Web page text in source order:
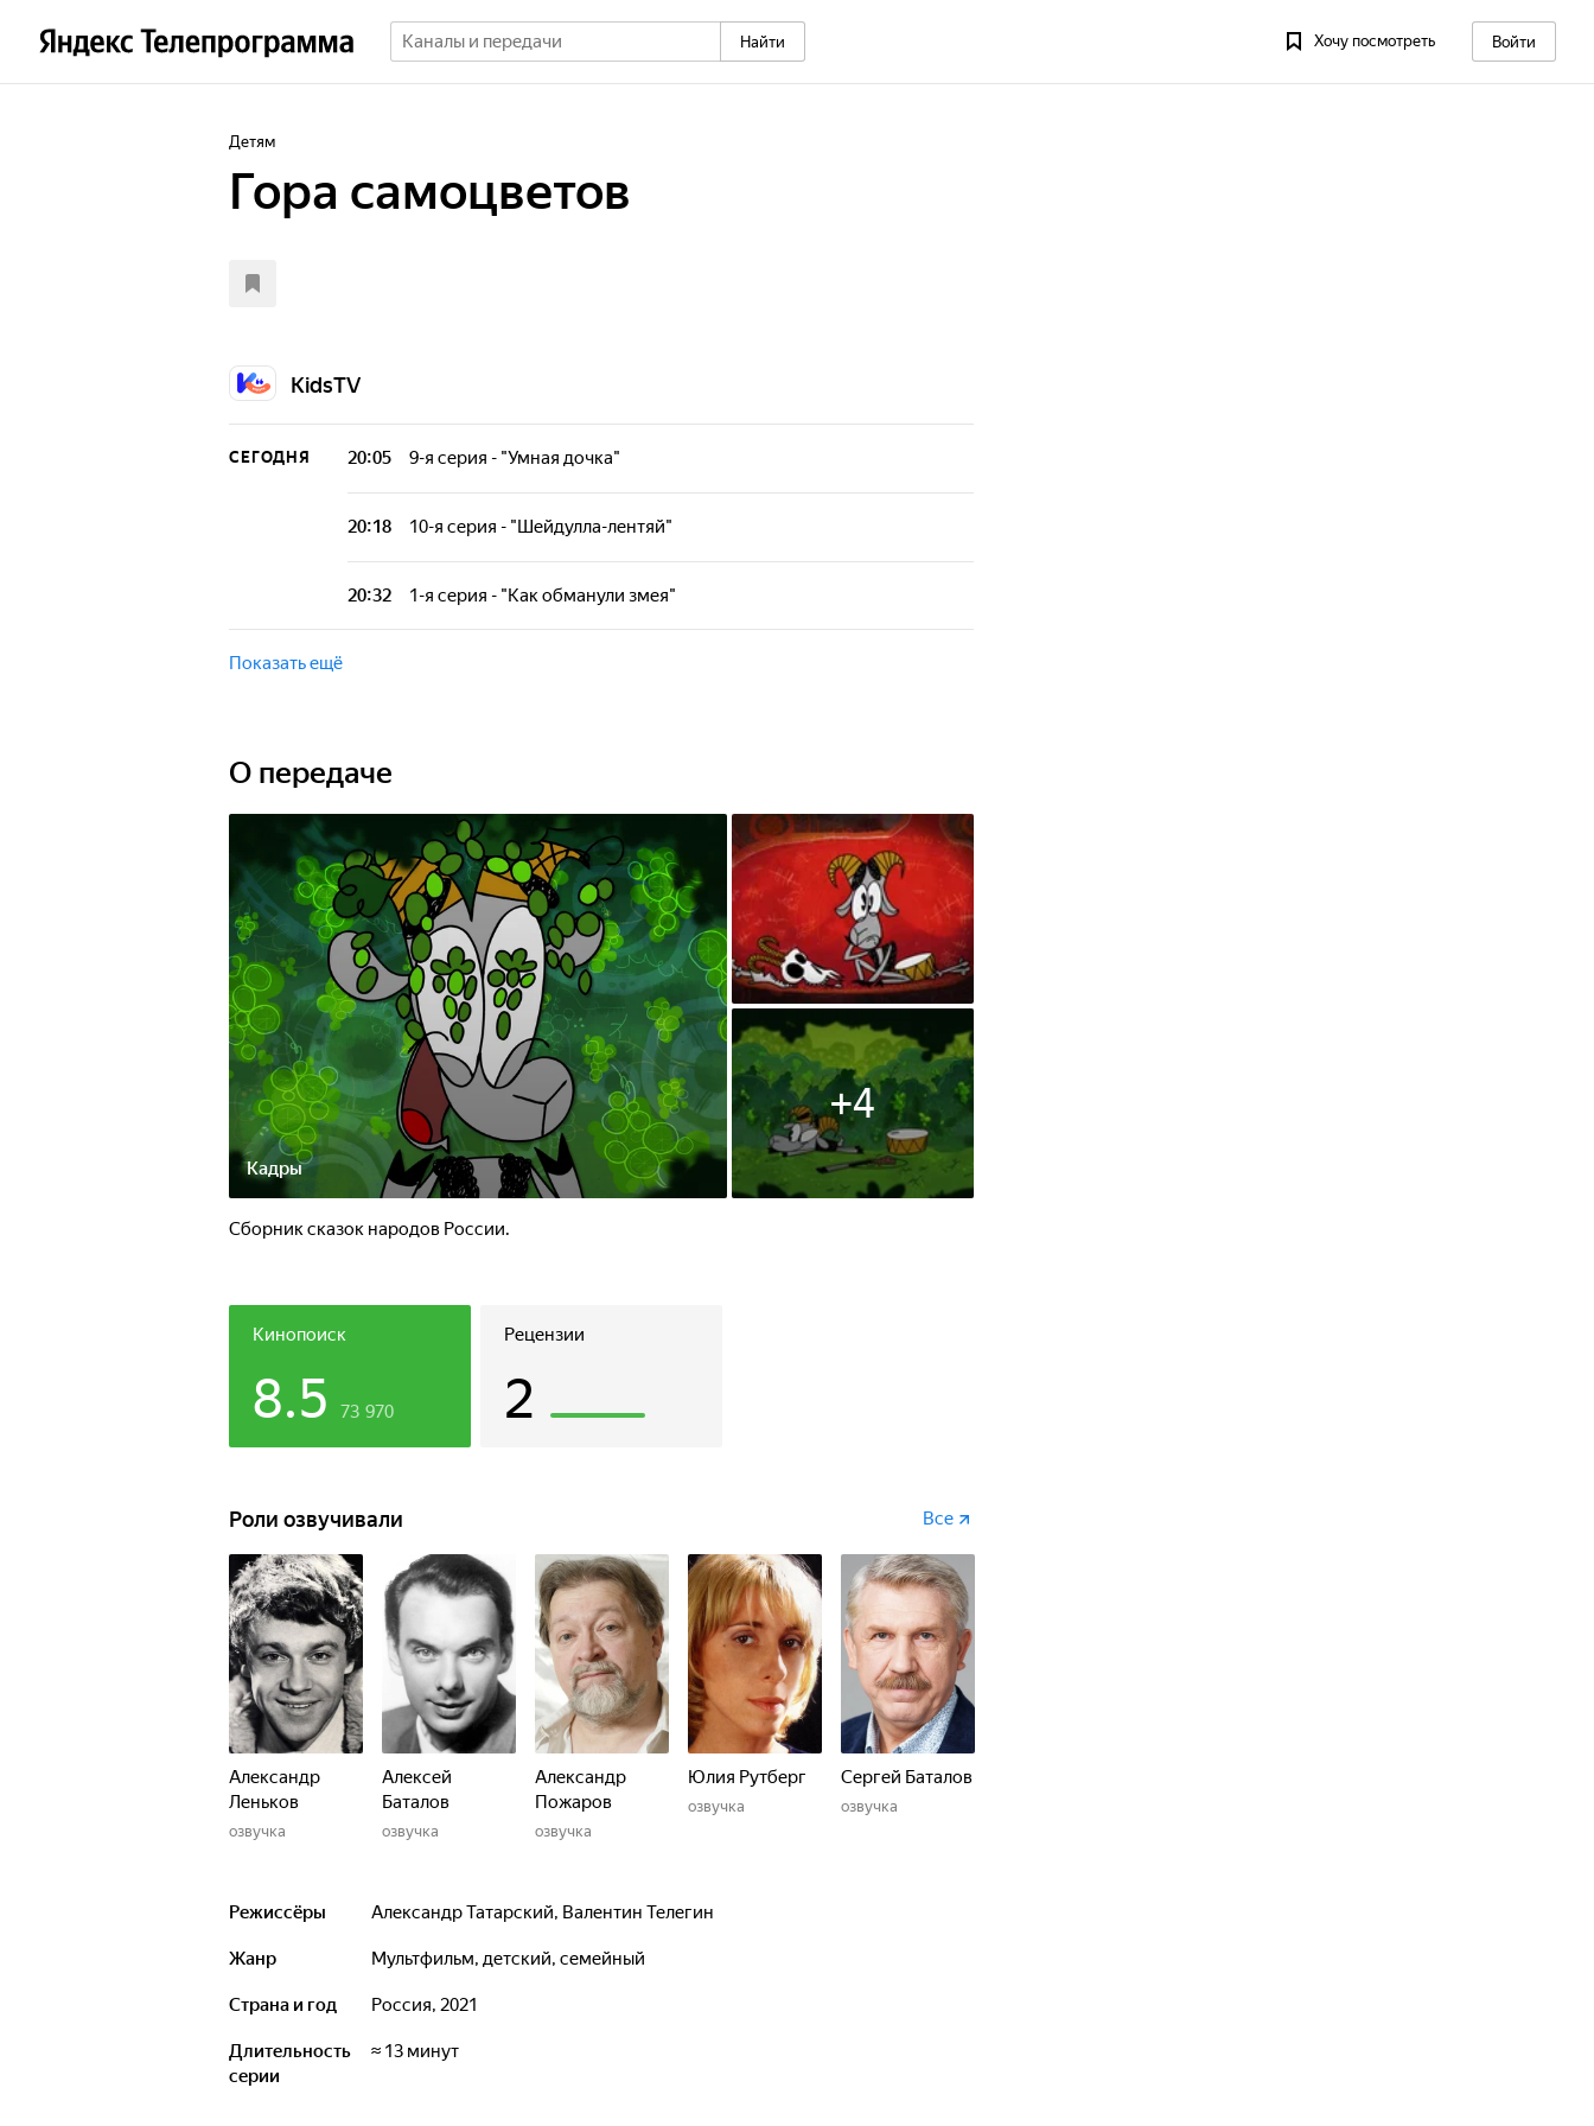
Найти Хочу посмотреть Войти
Детям
Гора самоцветов
KidsTV
СЕГОДНЯ 20:05 9-я серия - "Умная дочка"
Уникальный отечественный мультальманах, который познакомит
заинтересует не меньше, чем современное голливудское искусство.
20:18 10-я серия - "Шейдулла-лентяй"
Уникальный отечественный мультальманах, который познакомит
детей с русской историей, русскими народными сказками и
заинтересует не меньше, чем современное голливудское искусство.
20:32 1-я серия - "Как обманули змея"
Уникальный отечественный мультальманах, который познакомит
Показать ещё
О передаче
Кадры
+4
Сборник сказок народов России.
Кинопоиск
8.5 73 970
Рецензии
2
Роли озвучивали Все
Александр
Леньков
озвучка
Алексей
Баталов
озвучка
Александр
Пожаров
озвучка
Юлия Рутберг
озвучка
Сергей Баталов
озвучка
Режиссёры Александр Татарский, Валентин Телегин
Жанр мультфильм, детский, семейный
Страна и год Россия, 2021
Длительность
серии
≈ 13 минут